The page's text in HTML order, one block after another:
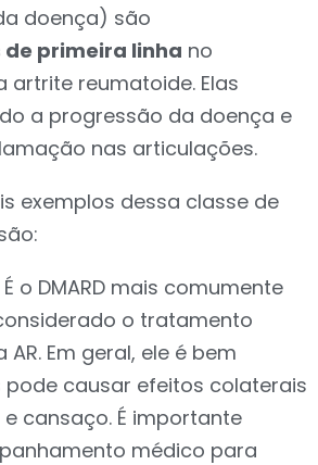
doença) são
primeira linha no
reumatoide. Elas
a progressão da doença e
nas articulações.
exemplos dessa classe de
É o DMARD mais comumente
o tratamento
Em geral, ele é bem
causar efeitos colaterais
cansaço. É importante
médico para